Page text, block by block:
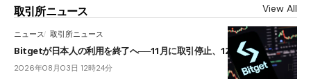
取引所ニュース View All
ニュース 取引所ニュース
Bitgetが日本人の利用を終了へ──11月に取引停止、12月末に強制決済
2026年08月03日 12時24分